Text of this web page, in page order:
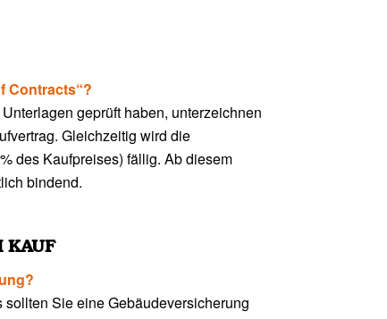
Contracts“?
geprüft haben, unterzeichnen
Gleichzeitig wird die
des Kaufpreises) fällig. Ab diesem
bindend.
KAUF
Sie eine Gebäudeversicherung